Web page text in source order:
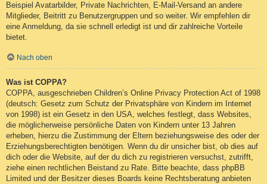
Beispiel Avatarbilder, Private Nachrichten, E-Mail-Versand an andere
Mitglieder, Beitritt zu Benutzergruppen und so weiter. Wir empfehlen dir
eine Anmeldung, da sie schnell erledigt ist und dir zahlreiche Vorteile
bietet.
Nach oben
Was ist COPPA?
COPPA, ausgeschrieben Children’s Online Privacy Protection Act of 1998
(deutsch: Gesetz zum Schutz der Privatsphäre von Kindern im Internet
von 1998) ist ein Gesetz in den USA, welches festlegt, dass Websites,
die möglicherweise persönliche Daten von Kindern unter 13 Jahren
erheben, hierzu die Zustimmung der Eltern beziehungsweise des oder der
Erziehungsberechtigten benötigen. Wenn du dir unsicher bist, ob dies auf
dich oder die Website, auf der du dich zu registrieren versuchst, zutrifft,
ziehe einen rechtlichen Beistand zu Rate. Bitte beachte, dass phpBB
Limited und der Besitzer dieses Boards keine Rechtsberatung anbieten